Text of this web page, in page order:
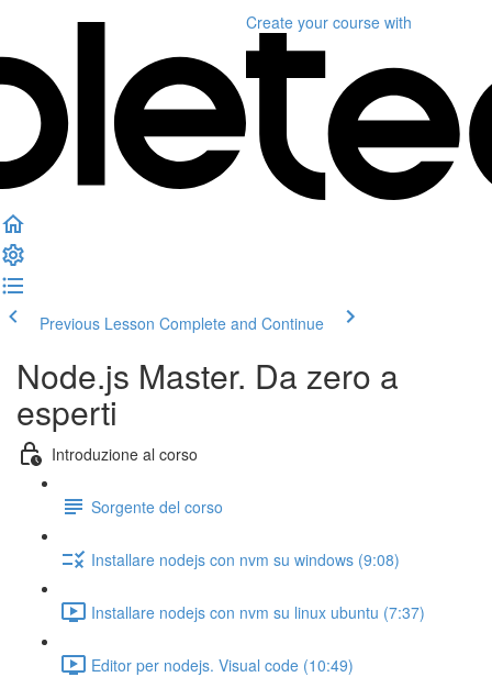
Create your course with
Previous Lesson Complete and Continue
Node.js Master. Da zero a
esperti
Introduzione al corso
Sorgente del corso
Installare nodejs con nvm su windows (9:08)
Installare nodejs con nvm su linux ubuntu (7:37)
Editor per nodejs. Visual code (10:49)